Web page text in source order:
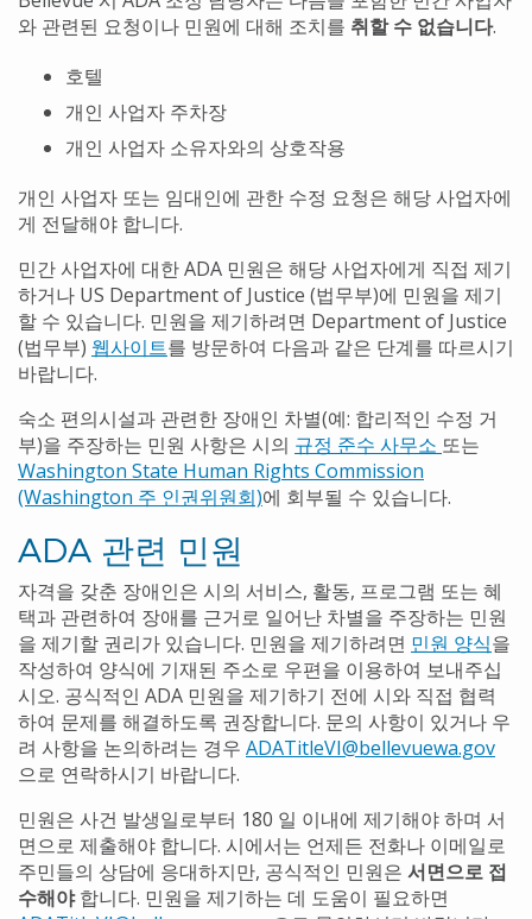
와 관련된 요청이나 민원에 대해 조치를 취할 수 없습니다.
호텔
개인 사업자 주차장
개인 사업자 소유자와의 상호작용
개인 사업자 또는 임대인에 관한 수정 요청은 해당 사업자에
게 전달해야 합니다.
민간 사업자에 대한 ADA 민원은 해당 사업자에게 직접 제기
하거나 US Department of Justice (법무부)에 민원을 제기
할 수 있습니다. 민원을 제기하려면 Department of Justice
(법무부) 웹사이트를 방문하여 다음과 같은 단계를 따르시기
바랍니다.
숙소 편의시설과 관련한 장애인 차별(예: 합리적인 수정 거
부)을 주장하는 민원 사항은 시의 규정 준수 사무소 또는
Washington State Human Rights Commission
(Washington 주 인권위원회)에 회부될 수 있습니다.
ADA 관련 민원
자격을 갖춘 장애인은 시의 서비스, 활동, 프로그램 또는 혜
택과 관련하여 장애를 근거로 일어난 차별을 주장하는 민원
을 제기할 권리가 있습니다. 민원을 제기하려면 민원 양식을
작성하여 양식에 기재된 주소로 우편을 이용하여 보내주십
시오. 공식적인 ADA 민원을 제기하기 전에 시와 직접 협력
하여 문제를 해결하도록 권장합니다. 문의 사항이 있거나 우
려 사항을 논의하려는 경우 ADATitleVI@bellevuewa.gov
으로 연락하시기 바랍니다.
민원은 사건 발생일로부터 180 일 이내에 제기해야 하며 서
면으로 제출해야 합니다. 시에서는 언제든 전화나 이메일로
주민들의 상담에 응대하지만, 공식적인 민원은 서면으로 접
수해야합니다. 민원을 제기하는 데 도움이 필요하면